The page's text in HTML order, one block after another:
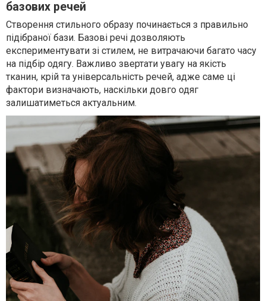
базових речей
Створення стильного образу починається з правильно
підібраної бази. Базові речі дозволяють
експериментувати зі стилем, не витрачаючи багато часу
на підбір одягу. Важливо звертати увагу на якість
тканин, крій та універсальність речей, адже саме ці
фактори визначають, наскільки довго одяг
залишатиметься актуальним.